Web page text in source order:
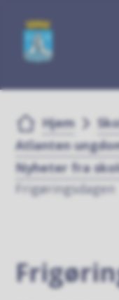
Forsiden
Du er her:
Hjem
Atlanten
Nyheter fra
Frigøringsdagen